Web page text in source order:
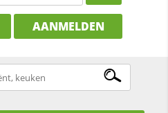
AANMELDEN